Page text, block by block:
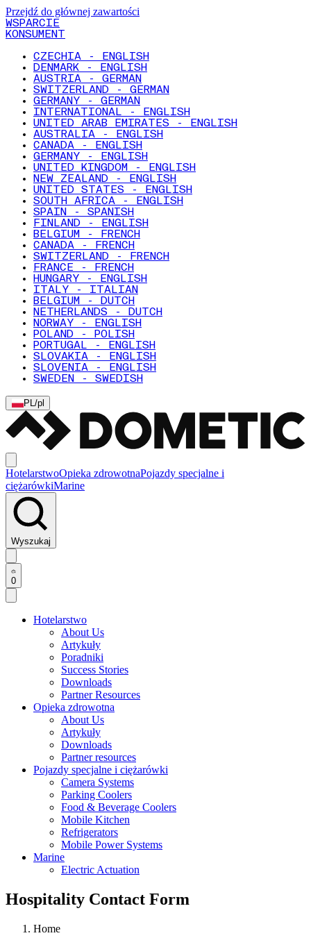
Przejdź do głównej zawartości
WSPARCIE
KONSUMENT
CZECHIA - ENGLISH
DENMARK - ENGLISH
AUSTRIA - GERMAN
SWITZERLAND - GERMAN
GERMANY - GERMAN
INTERNATIONAL - ENGLISH
UNITED ARAB EMIRATES - ENGLISH
AUSTRALIA - ENGLISH
CANADA - ENGLISH
GERMANY - ENGLISH
UNITED KINGDOM - ENGLISH
NEW ZEALAND - ENGLISH
UNITED STATES - ENGLISH
SOUTH AFRICA - ENGLISH
SPAIN - SPANISH
FINLAND - ENGLISH
BELGIUM - FRENCH
CANADA - FRENCH
SWITZERLAND - FRENCH
FRANCE - FRENCH
HUNGARY - ENGLISH
ITALY - ITALIAN
BELGIUM - DUTCH
NETHERLANDS - DUTCH
NORWAY - ENGLISH
POLAND - POLISH
PORTUGAL - ENGLISH
SLOVAKIA - ENGLISH
SLOVENIA - ENGLISH
SWEDEN - SWEDISH
PL/pl
HotelarstwoOpieka zdrowotnaPojazdy specjalne i
ciężarówkiMarine
Wyszukaj
0
Hotelarstwo
About Us
Artykuły
Poradniki
Success Stories
Downloads
Partner Resources
Opieka zdrowotna
About Us
Artykuły
Downloads
Partner resources
Pojazdy specjalne i ciężarówki
Camera Systems
Parking Coolers
Food & Beverage Coolers
Mobile Kitchen
Refrigerators
Mobile Power Systems
Marine
Electric Actuation
Hospitality Contact Form
Home